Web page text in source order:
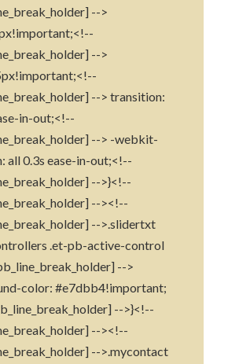
-->
-->
--> transition:
in-out;<!--
--> -webkit-
all 0.3s ease-in-out;<!--
-->}<!--
--><!--
-->.slidertxt
.et-pb-active-control
-->
color: #e7dbb4!important;
-->}<!--
--><!--
-->.mycontact